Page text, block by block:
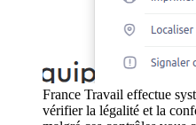
France Travail effectue
vérifier la légalité et la